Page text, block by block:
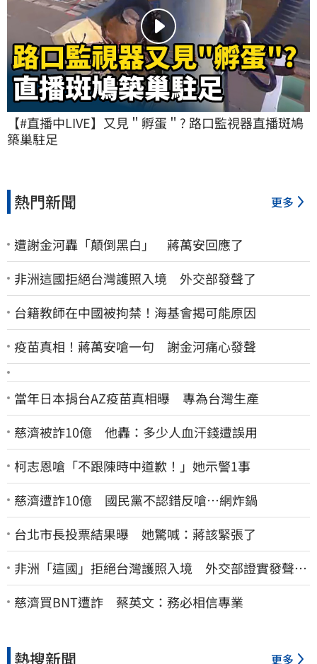
【#直播中LIVE】又見＂孵蛋＂? 路口監視器直播斑鳩
築巢駐足
熱門新聞 更多
遭謝金河轟「顛倒黑白」 蔣萬安回應了
非洲這國拒絕台灣護照入境 外交部發聲了
台籍教師在中國被拘禁！海基會揭可能原因
疫苗真相！蔣萬安嗆一句 謝金河痛心發聲
當年日本捐台AZ疫苗真相曝 專為台灣生產
慈濟被詐10億 他轟：多少人血汗錢遭誤用
柯志恩嗆「不跟陳時中道歉！」她示警1事
慈濟遭詐10億 國民黨不認錯反嗆⋯網炸鍋
台北市長投票結果曝 她驚喊：蔣該緊張了
非洲「這國」拒絕台灣護照入境 外交部證實發聲
了：持續交涉聯繫
慈濟買BNT遭詐 蔡英文：務必相信專業
熱搜新聞 更多